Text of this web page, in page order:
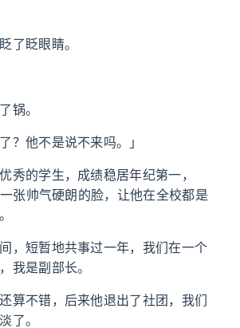
了眨眼睛。
锅。
？他不是说不来吗。」
秀的学生，成绩稳居年纪第一，
张帅气硬朗的脸，让他在全校都是
，短暂地共事过一年，我们在一个
我是副部长。
算不错，后来他退出了社团，我们
了。